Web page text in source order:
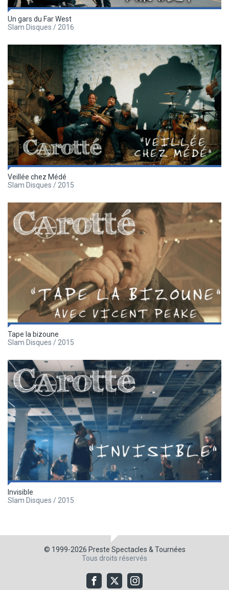
Un gars du Far West
Slam Disques / 2016
Veillée chez Médé
Slam Disques / 2015
Tape la bizoune
Slam Disques / 2015
Invisible
Slam Disques / 2015
© 1999-2026 Preste Spectacles & Tournées
Tous droits réservés